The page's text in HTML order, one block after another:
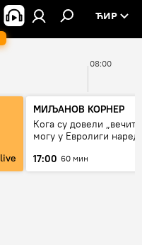
ЋИР
08:00
live
МИЉАНОВ КОРНЕР
Кога су довели
могу у Евролиги
17:00 60 мин